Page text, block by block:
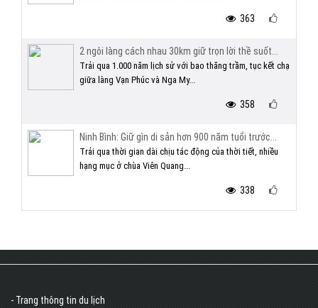
363
2 ngôi làng cách nhau 30km giữ trọn lời thề suốt...
Trải qua 1.000 năm lịch sử với bao thăng trầm, tục kết chạ
giữa làng Vạn Phúc và Nga My...
358
Ninh Bình: Giữ gìn di sản hơn 900 năm tuổi trước...
Trải qua thời gian dài chịu tác động của thời tiết, nhiều
hạng mục ở chùa Viên Quang...
338
- Trang thông tin du lịch